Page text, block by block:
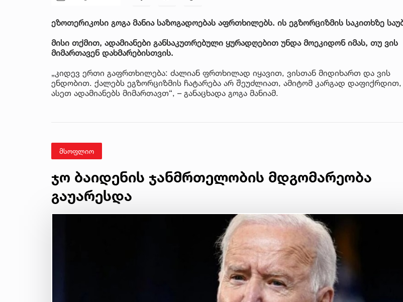
ეზოთერიკოსი გოგა მანია საზოგადოებას აფრთხილებს. ის ეგზორციზმის საკითხზე
მისი თქმით, ადამიანები განსაკუთრებული ყურადღებით უნდა მოეკიდონ იმას, თუ ვის
მიმართავენ დახმარებისთვის.
„კიდევ ერთი გაფრთხილება: ძალიან ფრთხილად იყავით, ვისთან მიდიხართ და ვის
ენდობით. ქალებს ეგზორციზმის ჩატარება არ შეუძლიათ, ამიტომ კარგად დაფიქრდით,
ასეთ ადამიანებს მიმართავთ“, – განაცხადა გოგა მანიამ.
მსოფლიო
ჯო ბაიდენის ჯანმრთელობის მდგომარეობა
გაუარესდა